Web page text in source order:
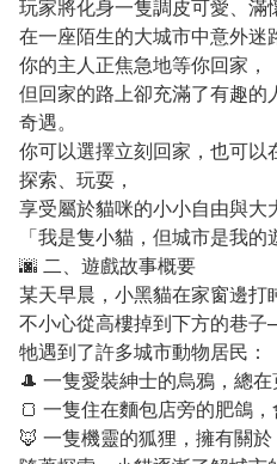
玩家將化身一隻調皮可愛、滿
在一座陌生的大城市中意外迷
你的主人正焦急地等你回家，
但回家的路上卻充滿了有趣的
奇遇。
你可以選擇立刻回家，也可以
探索、玩耍，
享受屬於貓咪的小小自由與大
「我是隻小貓，但城市是我的
🌆 二、遊戲故事概要
某天早晨，小黑貓在家窗邊打
不小心從高樓掉到下方的巷
牠遇到了許多城市動物居民：
🎩 一隻愛裝紳士的烏鴉，總在
🍞 一隻住在麵包店旁的肥鴿
🦊 一隻機靈的狐狸，擁有關